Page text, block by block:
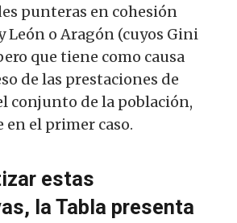
punteras en cohesión
León o Aragón (cuyos Gini
que tiene como causa
de las prestaciones de
conjunto de la población,
en el primer caso.
estas
la Tabla presenta